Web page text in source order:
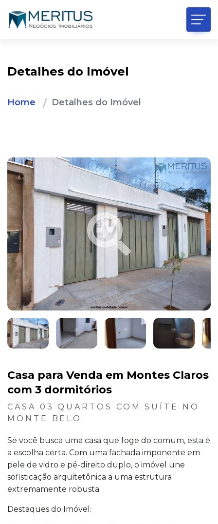
Detalhes do Imóvel
Home Detalhes do Imóvel
Casa para Venda em Montes Claros
com 3 dormitórios
CASA 03 QUARTOS COM SUÍTE NO
MONTE BELO
Se você busca uma casa que foge do comum, esta é
a escolha certa. Com uma fachada imponente em
pele de vidro e pé-direito duplo, o imóvel une
sofisticação arquitetônica a uma estrutura
extremamente robusta.
Destaques do Imóvel: